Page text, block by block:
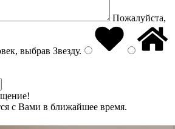
Пожалуйста,
выбрав Звезду.
с Вами в ближайшее время.